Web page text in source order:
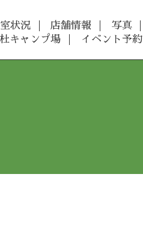
状況 店舗情報
写真
キャンプ場
イベント予約